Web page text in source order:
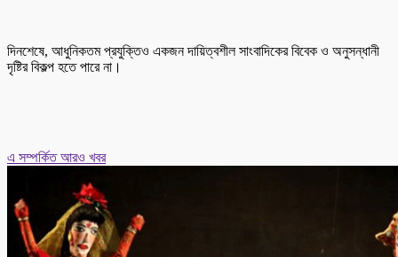
দিনশেষে, আধুনিকতম প্রযুক্তিও একজন দায়িত্বশীল সাংবাদিকের বিবেক ও অনুসন্ধানী
দৃষ্টির বিকল্প হতে পারে না।
এ সম্পর্কিত আরও খবর